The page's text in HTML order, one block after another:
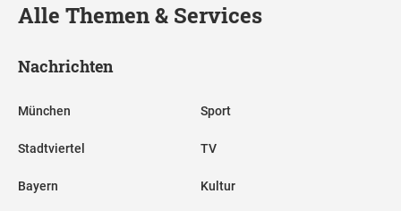
Alle Themen & Services
Nachrichten
München
Stadtviertel
Bayern
Sport
TV
Kultur